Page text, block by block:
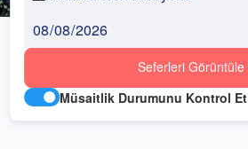
Seferleri Görüntüle
Müsaitlik Durumunu Kontrol Et